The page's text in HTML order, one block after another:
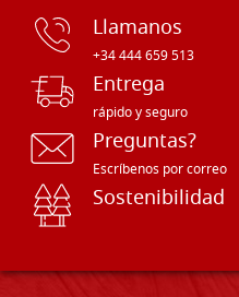
Llamanos
+34 444 659 513
Entrega
rápido y seguro
Preguntas?
Escríbenos por correo
Sostenibilidad